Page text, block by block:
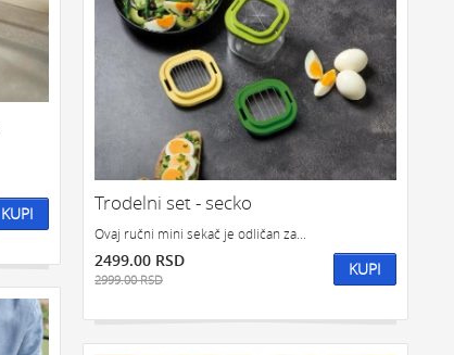
KUPI Trodelni set - secko
Ovaj ručni mini sekač je odličan za...
2499.00 RSD
2999.00 RSD
KUPI